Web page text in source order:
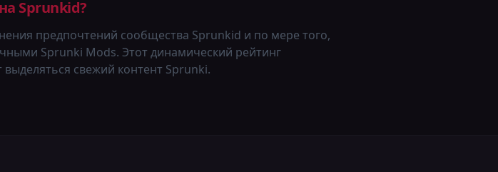
Sprunkid?
предпочтений сообщества Sprunkid и по мере того,
Sprunki Mods. Этот динамический рейтинг
свежий контент Sprunki.